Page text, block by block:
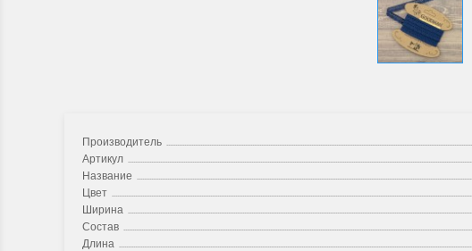
Производитель
Артикул
Название
Цвет
Ширина
Состав
Длина